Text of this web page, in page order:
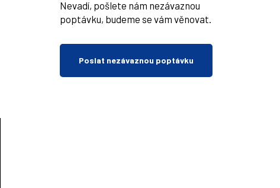
Nevadí, pošlete nám nezávaznou
poptávku, budeme se vám věnovat.
Poslat nezávaznou poptávku